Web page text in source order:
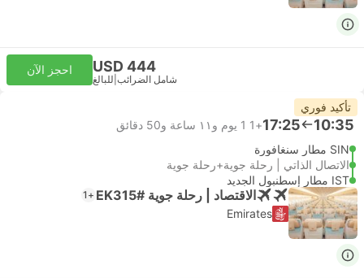
USD 444
شامل الضرائب للبالغ
احجز الآن
تأكيد فوري
10:35
17:25
+1
1 يوم و١١ ساعة و‫50 دقائق
SIN مطار سنغافورة
الاتصال الذاتي | رحلة جوية+رحلة جوية
IST مطار إسطنبول الجديد
الاقتصاد | رحلة جوية #EK315 +1
Emirates